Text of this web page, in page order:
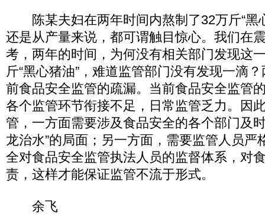
陈某夫妇在两年时间内熬制了32万斤“黑
还是从产量来说，都可谓触目惊心。我们在
考，两年的时间，为何没有相关部门发现这
斤“黑心猪油”，难道监管部门没有发现一滴
前食品安全监管的疏漏。当前食品安全监管
各个监管环节衔接不足，日常监管乏力。因
管，一方面需要涉及食品安全的各个部门及
龙治水”的局面；另一方面，需要监管人员严
全对食品安全监管执法人员的监督体系，对
责，这样才能保证监管不流于形式。
余飞